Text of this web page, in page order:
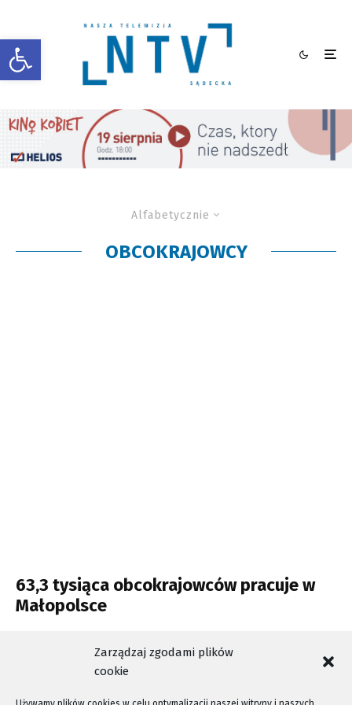
Otwórz pasek narzędzi
Zarządzaj zgodami plików
cookie
Alfabetycznie
OBCOKRAJOWCY
63,3 tysiąca obcokrajowców pracuje w
Małopolsce
Wjechali do Polski ukryci w rudzie cynku